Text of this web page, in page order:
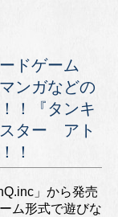
ドゲーム
ンガなどの
！『タンキ
ター アト
！
」から発売
ム形式で遊びな